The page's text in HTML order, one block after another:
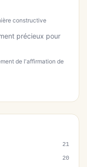
constructive
précieux pour
de l'affirmation de
21
20